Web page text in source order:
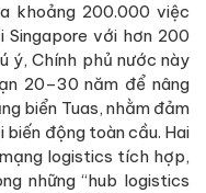
khoảng 200.000 việc
với hơn 200
ý, Chính phủ nước này
20–30 năm để nâng
biển Tuas, nhằm đảm
động toàn cầu. Hai
logistics tích hợp,
những “hub logistics